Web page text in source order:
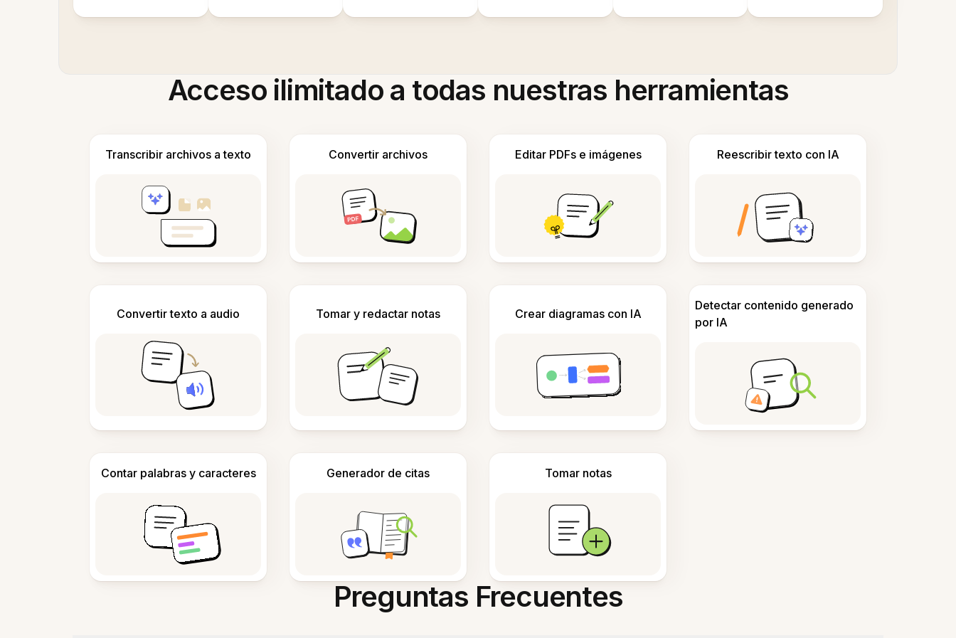
Acceso ilimitado a todas nuestras herramientas
Transcribir archivos a texto Convertir archivos Editar PDFs e imágenes Reescribir texto con IA
Convertir texto a audio Tomar y redactar notas Crear diagramas con IA
Detectar contenido generado
por IA
Contar palabras y caracteres Generador de citas Tomar notas
Preguntas Frecuentes